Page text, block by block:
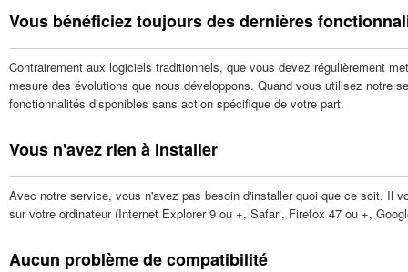
Vous bénéficiez toujours des dernières
Contrairement aux logiciels traditionnels, que vous devez régulièrement
mesure des évolutions que nous développons. Quand vous utilisez notre
fonctionnalités disponibles sans action spécifique de votre part.
Vous n'avez rien à installer
Avec notre service, vous n'avez pas besoin d'installer quoi que ce soit. Il
sur votre ordinateur (Internet Explorer 9 ou +, Safari, Firefox 47 ou +,
Aucun problème de compatibilité